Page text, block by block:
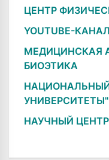
ЦЕНТР
YOUTUBE-
МЕДИЦИНСКАЯ
БИОЭТИКА
УНИВЕРСИТЕТЫ"
НАУЧНЫЙ